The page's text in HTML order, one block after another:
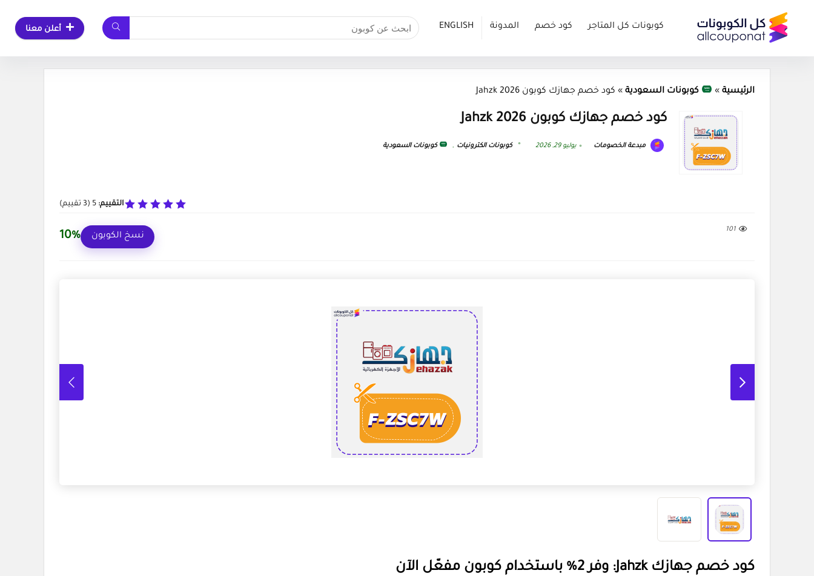
كوبونات كل المتاجر كود خصم المدونة ENGLISH أعلن معنا
الرئيسية » كوبونات السعودية » كود خصم جهازك كوبون Jahzk 2026
كود خصم جهازك كوبون Jahzk 2026
مبدعة الخصومات يوليو 29, 2026 كوبونات الكترونيات , كوبونات السعودية
التقييم: 5
(
3 تقييم)
101
10% نسخ الكوبون
كود خصم جهازك Jahzk: وفر 2% باستخدام كوبون مفعّل الآن